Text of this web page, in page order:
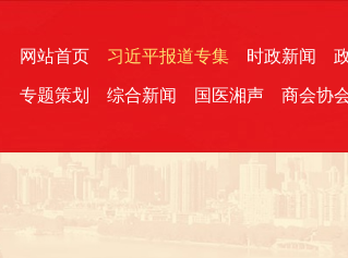
网站首页 习近平报道专集 时政新闻
专题策划 综合新闻 国医湘声 商会协